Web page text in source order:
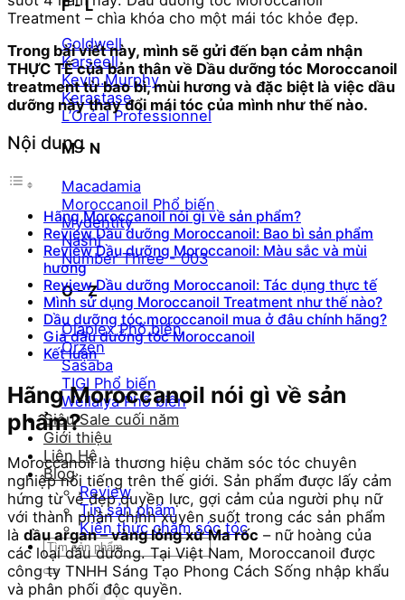
F - L
Goldwell
Karseell
Kevin.Murphy
Kerastase
L’Oréal Professionnel
M - N
Macadamia
Moroccanoil
Mydentity
Nashi
Number Three - 003
O - Z
Olaplex
Orzen
Sasaba
TIGI
Weilaiya
Siêu Sale cuối năm
Giới thiệu
Liên Hệ
Blog
Review
Tin sản phẩm
Kiến thức chăm sóc tóc
Tìm
kiếm:
Treatment – chìa khóa cho một mái tóc khỏe đẹp.
Trong bài viết này, mình sẽ gửi đến bạn cảm nhận
THỰC TẾ của bản thân về Dầu dưỡng tóc Moroccanoil
treatment từ bao bì, mùi hương và đặc biệt là việc dầu
dưỡng này thay đổi mái tóc của mình như thế nào.
Nội dung
Hãng Moroccanoil nói gì về sản phẩm?
Review Dầu dưỡng Moroccanoil: Bao bì sản phẩm
Review Dầu dưỡng Moroccanoil: Màu sắc và mùi
hương
Review Dầu dưỡng Moroccanoil: Tác dụng thực tế
Mình sử dụng Moroccanoil Treatment như thế nào?
Dầu dưỡng tóc moroccanoil mua ở đâu chính hãng?
Giá dầu dưỡng tóc Moroccanoil
Kết luận
Hãng Moroccanoil nói gì về sản
phẩm?
Moroccanoil là thương hiệu chăm sóc tóc chuyên
nghiệp nổi tiếng trên thế giới. Sản phẩm được lấy cảm
hứng từ vẻ đẹp quyền lực, gợi cảm của người phụ nữ
với thành phần chính xuyên suốt trong các sản phẩm
là dầu argan–vàng lỏng xứ Ma rốc – nữ hoàng của
các loại dầu dưỡng. Tại Việt Nam, Moroccanoil được
công ty TNHH Sáng Tạo Phong Cách Sống nhập khẩu
và phân phối độc quyền.